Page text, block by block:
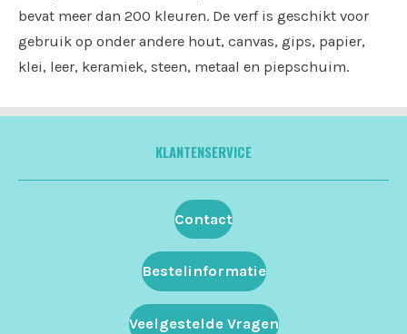
bevat meer dan 200 kleuren. De verf is geschikt voor
gebruik op onder andere hout, canvas, gips, papier,
klei, leer, keramiek, steen, metaal en piepschuim.
KLANTENSERVICE
Contact
Bestelinformatie
Veelgestelde Vragen